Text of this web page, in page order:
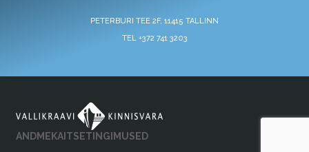
PETERBURI TEE 2F, 11415 TALLINN
TEL +372 741 3203
ANDMEKAITSETINGIMUSED